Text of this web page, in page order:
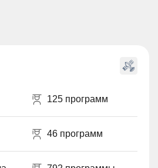
125 программ
46 программ